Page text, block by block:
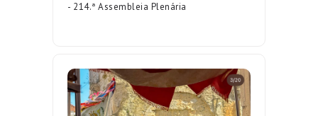
- 214.ª Assembleia Plenária